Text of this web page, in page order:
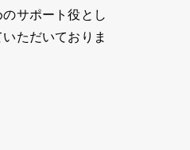
サポート役とし
ただいておりま